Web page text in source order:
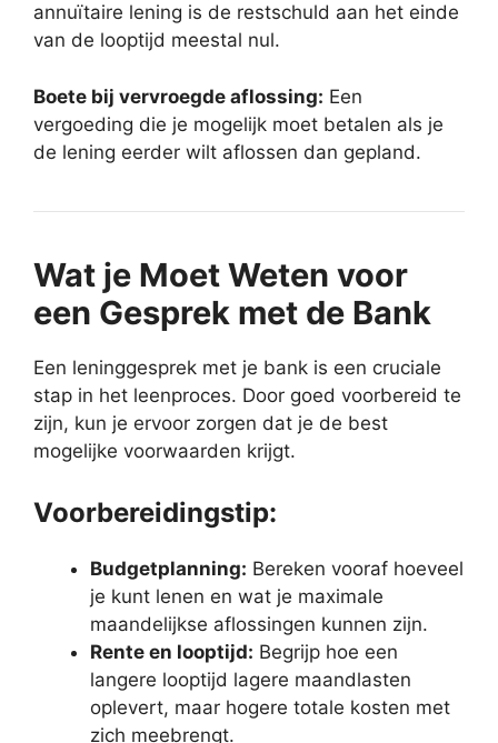
annuïtaire lening is de restschuld aan het einde
van de looptijd meestal nul.
Boete bij vervroegde aflossing: Een
vergoeding die je mogelijk moet betalen als je
de lening eerder wilt aflossen dan gepland.
Wat je Moet Weten voor
een Gesprek met de Bank
Een leninggesprek met je bank is een cruciale
stap in het leenproces. Door goed voorbereid te
zijn, kun je ervoor zorgen dat je de best
mogelijke voorwaarden krijgt.
Voorbereidingstip:
Budgetplanning: Bereken vooraf hoeveel
je kunt lenen en wat je maximale
maandelijkse aflossingen kunnen zijn.
Rente en looptijd: Begrijp hoe een
langere looptijd lagere maandlasten
oplevert, maar hogere totale kosten met
zich meebrengt.